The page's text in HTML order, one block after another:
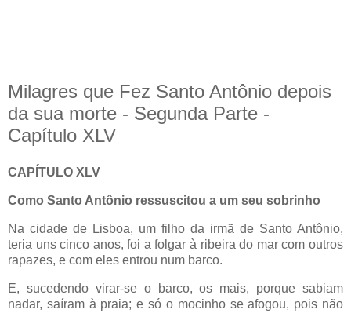
Milagres que Fez Santo Antônio depois
da sua morte - Segunda Parte -
Capítulo XLV
CAPÍTULO XLV
Como Santo Antônio ressuscitou a um seu sobrinho
Na cidade de Lisboa, um filho da irmã de Santo Antônio,
teria uns cinco anos, foi a folgar à ribeira do mar com outros
rapazes, e com eles entrou num barco.
E, sucedendo virar-se o barco, os mais, porque sabiam
nadar, saíram à praia; e só o mocinho se afogou, pois não